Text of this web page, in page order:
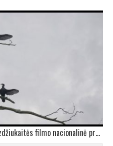
RŪGŠTUS MIŠKAS: Skambi R.Barzdžiukaitės filmo nacionalinė premjera